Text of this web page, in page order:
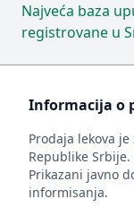
Najveća baza
registrovane u
Informacija o
Prodaja lekova
Republike
Prikazani javno
informisanja.